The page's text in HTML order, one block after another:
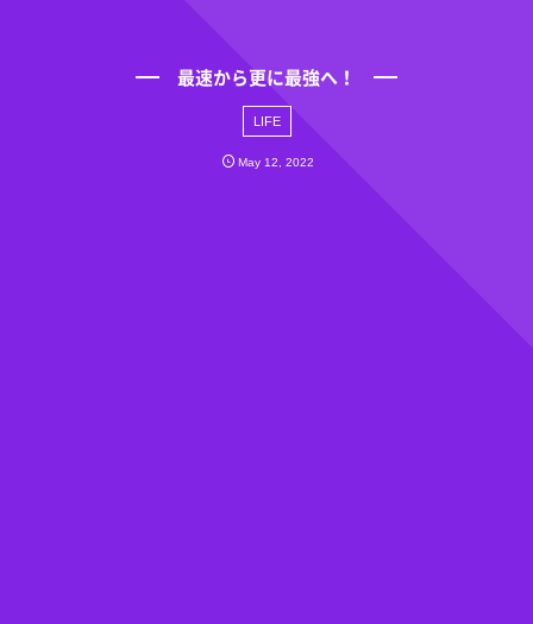
最速から更に最強へ！
LIFE
May 12,2022